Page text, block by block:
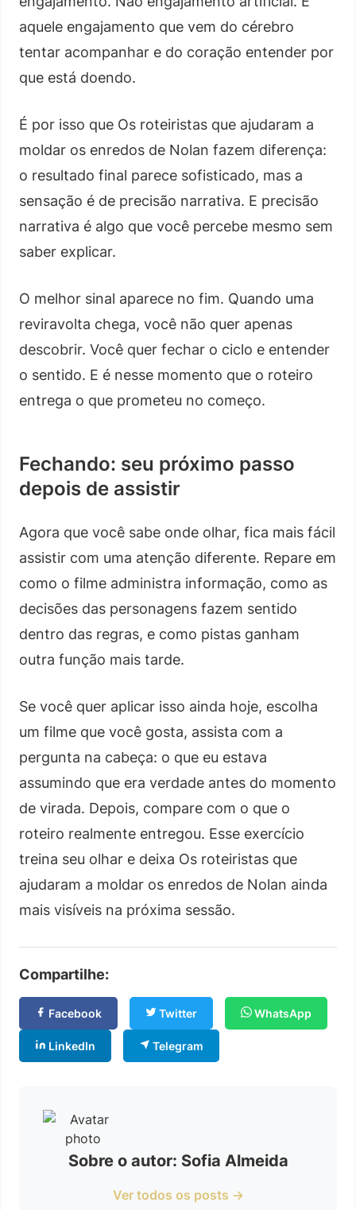
aquele engajamento que vem do cérebro
tentar acompanhar e do coração entender por
que está doendo.
É por isso que Os roteiristas que ajudaram a
moldar os enredos de Nolan fazem diferença:
o resultado final parece sofisticado, mas a
sensação é de precisão narrativa. E precisão
narrativa é algo que você percebe mesmo sem
saber explicar.
O melhor sinal aparece no fim. Quando uma
reviravolta chega, você não quer apenas
descobrir. Você quer fechar o ciclo e entender
o sentido. E é nesse momento que o roteiro
entrega o que prometeu no começo.
Fechando: seu próximo passo
depois de assistir
Agora que você sabe onde olhar, fica mais fácil
assistir com uma atenção diferente. Repare em
como o filme administra informação, como as
decisões das personagens fazem sentido
dentro das regras, e como pistas ganham
outra função mais tarde.
Se você quer aplicar isso ainda hoje, escolha
um filme que você gosta, assista com a
pergunta na cabeça: o que eu estava
assumindo que era verdade antes do momento
de virada. Depois, compare com o que o
roteiro realmente entregou. Esse exercício
treina seu olhar e deixa Os roteiristas que
ajudaram a moldar os enredos de Nolan ainda
mais visíveis na próxima sessão.
Compartilhe:
Facebook Twitter WhatsApp
LinkedIn Telegram
Sobre o autor: Sofia Almeida
Ver todos os posts →